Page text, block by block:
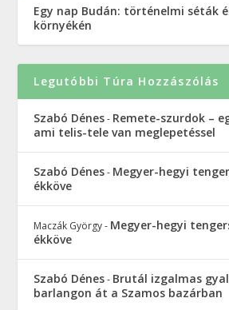
Egy nap Budán: történelmi séták
környékén
Legutóbbi Túra Hozzászólás
Szabó Dénes- Remete-szurdok –
ami telis-tele van meglepetéssel
Szabó Dénes- Megyer-hegyi
ékköve
Maczák György- Megyer-hegyi
ékköve
Szabó Dénes- Brutál izgalmas
barlangon át a Szamos bazárban